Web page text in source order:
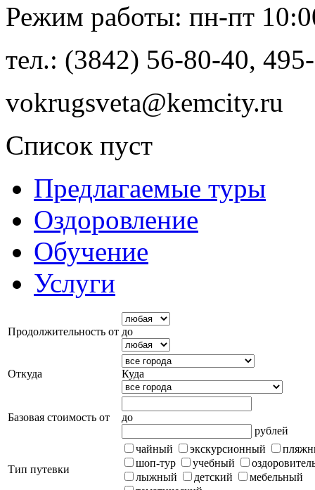
Режим работы: пн-пт
тел.: (3842) 56-80-40,
vokrugsveta@kemcity.ru
Список пуст
Предлагаемые туры
Оздоровление
Обучение
Услуги
Продолжительность от до
Откуда Куда
Базовая стоимость от
до
рублей
Тип путевки
чайный экскурсионный
шоп-тур
учебный
лыжный
детский
мебельный